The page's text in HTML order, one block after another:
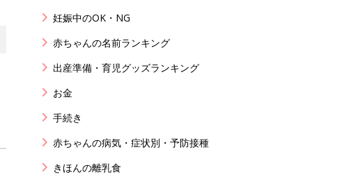
妊娠中のOK・NG
赤ちゃんの名前ランキング
出産準備・育児グッズランキング
お金
手続き
赤ちゃんの病気・症状別・予防接種
きほんの離乳食